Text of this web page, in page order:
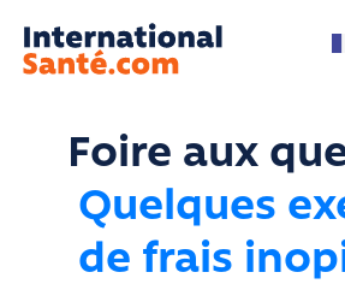
Foire aux
Quelques
de frais